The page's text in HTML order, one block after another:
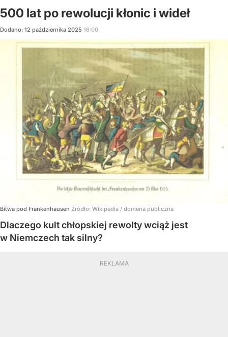
500 lat po rewolucji kłonic i wideł
Dodano: 12 października 2025 16:00
Bitwa pod Frankenhausen Źródło: Wikipedia / domena publiczna
Dlaczego kult chłopskiej rewolty wciąż jest
w Niemczech tak silny?